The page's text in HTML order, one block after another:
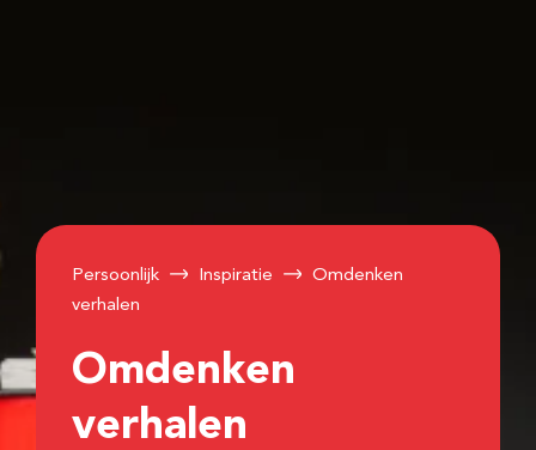
Persoonlijk Inspiratie
Omdenken
verhalen
Omdenken
verhalen